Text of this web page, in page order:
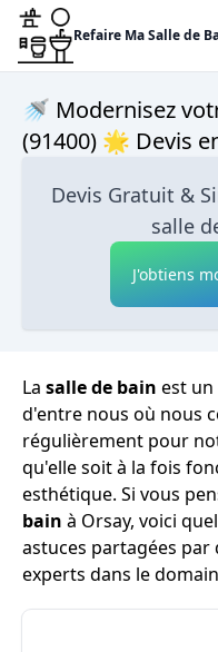
Refaire Ma Salle de
🚿 Modernisez
(91400) 🌟 Devis
Devis Gratuit &
salle
J'obtiens
La salle de bain est un
d'entre nous où nous
régulièrement pour
qu'elle soit à la fois
esthétique. Si vous
bain à Orsay, voici
astuces partagées
experts dans le